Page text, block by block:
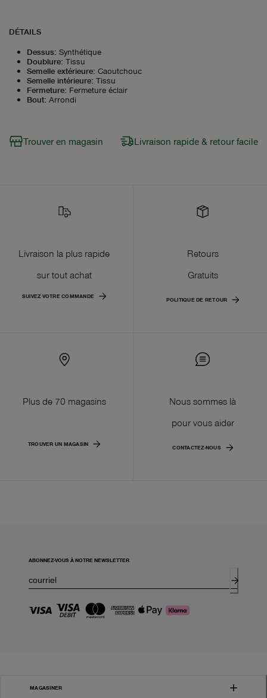
DÉTAILS
Dessus: Synthétique
Doublure: Tissu
Semelle extérieure: Caoutchouc
Semelle intérieure: Tissu
Fermeture: Fermeture éclair
Bout: Arrondi
Trouver en magasin Livraison rapide & retour facile
Livraison la plus rapide
sur tout achat
SUIVEZ VOTRE COMMANDE
Retours
Gratuits
POLITIQUE DE RETOUR
Plus de 70 magasins
TROUVER UN MAGASIN
Nous sommes là
pour vous aider
CONTACTEZ-NOUS
ABONNEZ-VOUS À NOTRE NEWSLETTER
MAGASINER